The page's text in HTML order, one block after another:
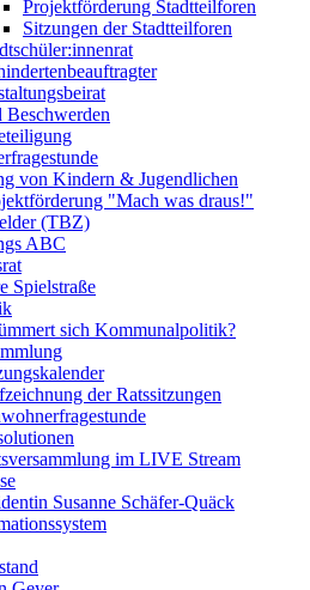
Projektförderung Stadtteilforen
Sitzungen der Stadtteilforen
Beschwerden
von Kindern & Jugendlichen
"Mach was draus!"
(TBZ)
ABC
Spielstraße
sich Kommunalpolitik?
der Ratssitzungen
im LIVE Stream
Susanne Schäfer-Quäck